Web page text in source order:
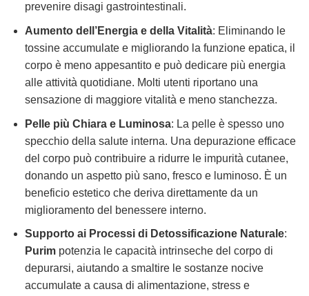
prevenire disagi gastrointestinali.
Aumento dell’Energia e della Vitalità: Eliminando le
tossine accumulate e migliorando la funzione epatica, il
corpo è meno appesantito e può dedicare più energia
alle attività quotidiane. Molti utenti riportano una
sensazione di maggiore vitalità e meno stanchezza.
Pelle più Chiara e Luminosa: La pelle è spesso uno
specchio della salute interna. Una depurazione efficace
del corpo può contribuire a ridurre le impurità cutanee,
donando un aspetto più sano, fresco e luminoso. È un
beneficio estetico che deriva direttamente da un
miglioramento del benessere interno.
Supporto ai Processi di Detossificazione Naturale:
Purimpotenzia le capacità intrinseche del corpo di
depurarsi, aiutando a smaltire le sostanze nocive
accumulate a causa di alimentazione, stress e